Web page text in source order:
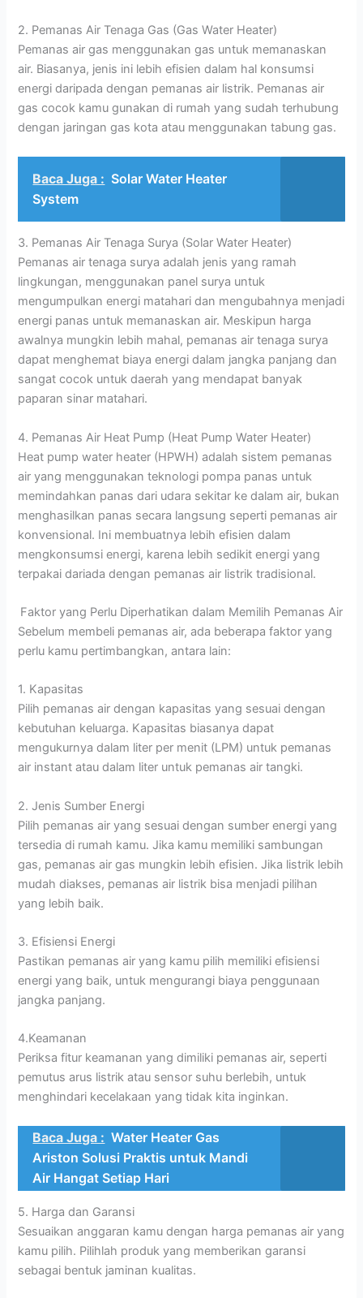
2. Pemanas Air Tenaga Gas (Gas Water Heater)
Pemanas air gas menggunakan gas untuk memanaskan
air. Biasanya, jenis ini lebih efisien dalam hal konsumsi
energi daripada dengan pemanas air listrik. Pemanas air
gas cocok kamu gunakan di rumah yang sudah terhubung
dengan jaringan gas kota atau menggunakan tabung gas.
Baca Juga : Solar Water Heater
System
3. Pemanas Air Tenaga Surya (Solar Water Heater)
Pemanas air tenaga surya adalah jenis yang ramah
lingkungan, menggunakan panel surya untuk
mengumpulkan energi matahari dan mengubahnya menjadi
energi panas untuk memanaskan air. Meskipun harga
awalnya mungkin lebih mahal, pemanas air tenaga surya
dapat menghemat biaya energi dalam jangka panjang dan
sangat cocok untuk daerah yang mendapat banyak
paparan sinar matahari.
4. Pemanas Air Heat Pump (Heat Pump Water Heater)
Heat pump water heater (HPWH) adalah sistem pemanas
air yang menggunakan teknologi pompa panas untuk
memindahkan panas dari udara sekitar ke dalam air, bukan
menghasilkan panas secara langsung seperti pemanas air
konvensional. Ini membuatnya lebih efisien dalam
mengkonsumsi energi, karena lebih sedikit energi yang
terpakai dariada dengan pemanas air listrik tradisional.
Faktor yang Perlu Diperhatikan dalam Memilih Pemanas Air
Sebelum membeli pemanas air, ada beberapa faktor yang
perlu kamu pertimbangkan, antara lain:
1. Kapasitas
Pilih pemanas air dengan kapasitas yang sesuai dengan
kebutuhan keluarga. Kapasitas biasanya dapat
mengukurnya dalam liter per menit (LPM) untuk pemanas
air instant atau dalam liter untuk pemanas air tangki.
2. Jenis Sumber Energi
Pilih pemanas air yang sesuai dengan sumber energi yang
tersedia di rumah kamu. Jika kamu memiliki sambungan
gas, pemanas air gas mungkin lebih efisien. Jika listrik lebih
mudah diakses, pemanas air listrik bisa menjadi pilihan
yang lebih baik.
3. Efisiensi Energi
Pastikan pemanas air yang kamu pilih memiliki efisiensi
energi yang baik, untuk mengurangi biaya penggunaan
jangka panjang.
4.Keamanan
Periksa fitur keamanan yang dimiliki pemanas air, seperti
pemutus arus listrik atau sensor suhu berlebih, untuk
menghindari kecelakaan yang tidak kita inginkan.
Baca Juga : Water Heater Gas
Ariston Solusi Praktis untuk Mandi
Air Hangat Setiap Hari
5. Harga dan Garansi
Sesuaikan anggaran kamu dengan harga pemanas air yang
kamu pilih. Pilihlah produk yang memberikan garansi
sebagai bentuk jaminan kualitas.